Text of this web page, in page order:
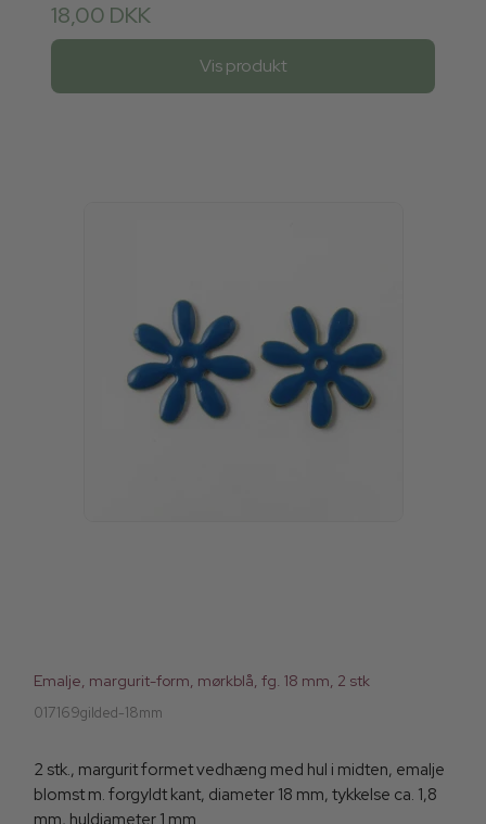
18,00 DKK
Vis produkt
Emalje, margurit-form, mørkblå, fg. 18 mm, 2 stk
017169gilded-18mm
2 stk., margurit formet vedhæng med hul i midten, emalje
blomst m. forgyldt kant, diameter 18 mm, tykkelse ca. 1,8